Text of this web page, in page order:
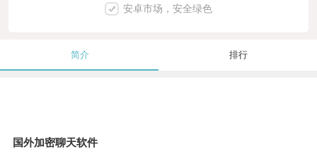
安卓市场，安全绿色
简介 排行
国外加密聊天软件